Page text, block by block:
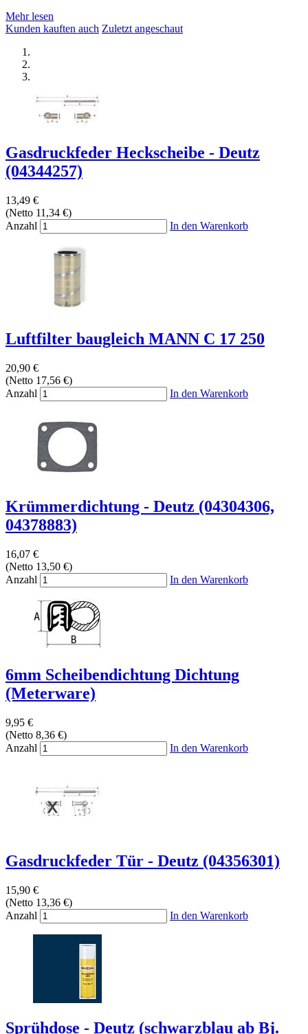
Mehr lesen
Kunden kauften auch Zuletzt angeschaut
Gasdruckfeder Heckscheibe - Deutz
(04344257)
13,49 €
(Netto 11,34 €)
Anzahl
In den Warenkorb
Luftfilter baugleich MANN C 17 250
20,90 €
(Netto 17,56 €)
Anzahl
In den Warenkorb
Krümmerdichtung - Deutz (04304306,
04378883)
16,07 €
(Netto 13,50 €)
Anzahl
In den Warenkorb
6mm Scheibendichtung Dichtung
(Meterware)
9,95 €
(Netto 8,36 €)
Anzahl
In den Warenkorb
Gasdruckfeder Tür - Deutz (04356301)
15,90 €
(Netto 13,36 €)
Anzahl
In den Warenkorb
Sprühdose - Deutz (schwarzblau ab Bj.